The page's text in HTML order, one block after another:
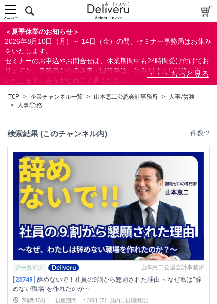
人材育成/能力開発
ビジネススキル
すべて
検索
＜夏季休業のお知らせ＞
2026年8月10日（月）～ 14日（金）の間、セミナー事務局はお休み
をいたします。
セミナーのお申込やお問合せは、休業期間中も24時間受け付けてお
りますが、事務局からの返事・回答等は、休み明けより順次お返し
いたします。あらかじめご了承ください。
ができます。
メニュー
TOP > 企業チャンネル一覧 > 山本恵二公認会計事務所 >
人事/労務
>
人事/労務
検索結果 (このチャンネル内) 件数:2
山本恵二公認会計事務所
[ 25749 ] 辞めないで！社員の9割から懇願された理由 ～なぜ私は“辞
めない職場”を作れたのか～
2時間13分 視聴期間 : 30日 (7日以内に視聴開始)